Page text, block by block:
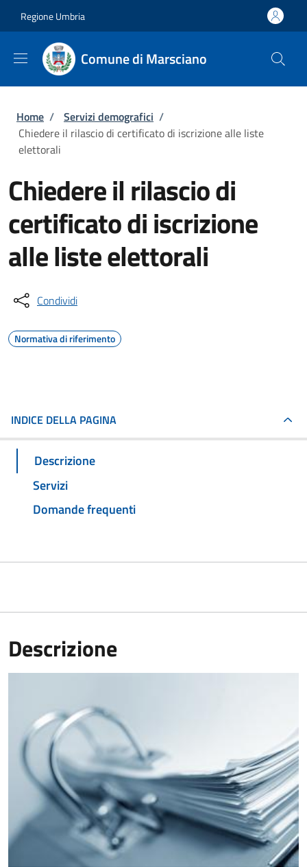
Regione Umbria
Comune di Marsciano
Briciole di pane
Home / Servizi demografici /
Chiedere il rilascio di certificato di iscrizione alle liste
elettorali
Chiedere il rilascio di
certificato di iscrizione
alle liste elettorali
Condividi
Normativa di riferimento
INDICE DELLA PAGINA
Descrizione
Servizi
Domande frequenti
Descrizione